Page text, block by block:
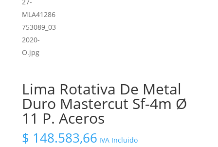
Lima Rotativa De Metal
Duro Mastercut Sf-4m Ø
11 P. Aceros
$ 148.583,66 IVA Incluido